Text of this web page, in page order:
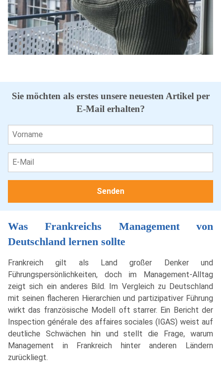
Sie möchten als erstes unsere neuesten Artikel per
E-Mail erhalten?
Was Frankreichs Management von
Deutschland lernen sollte
Frankreich gilt als Land großer Denker und
Führungspersönlichkeiten, doch im Management-Alltag
zeigt sich ein anderes Bild. Im Vergleich zu Deutschland
mit seinen flacheren Hierarchien und partizipativer Führung
wirkt das französische Modell oft starrer. Ein Bericht der
Inspection générale des affaires sociales (IGAS) weist auf
deutliche Schwächen hin und stellt die Frage, warum
Management in Frankreich hinter anderen Ländern
zurückliegt.